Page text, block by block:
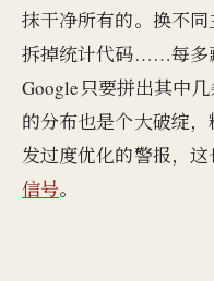
抹干净所有的。换不同
拆掉统计代码……每多
Google只要拼出其中
的分布也是个大破绽
发过度优化的警报，这
信号。